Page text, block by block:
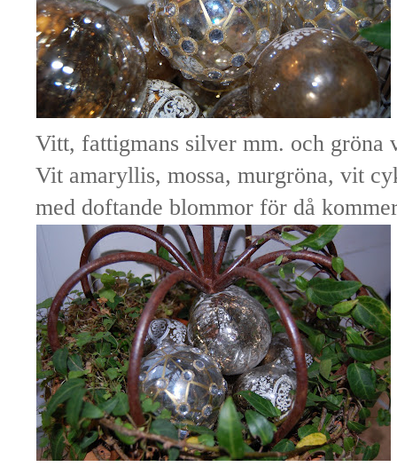
Vitt, fattigmans silver mm. och gröna
Vit amaryllis, mossa, murgröna, vit
med doftande blommor för då